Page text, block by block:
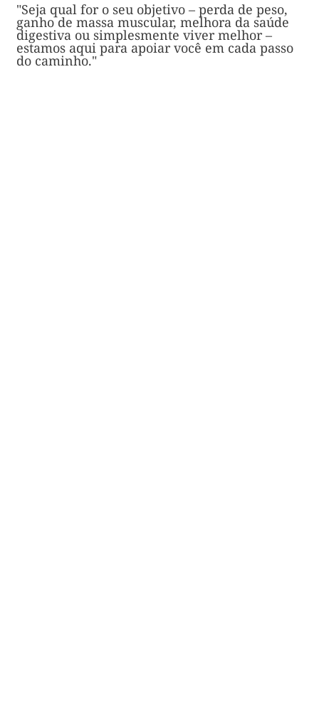
"Seja qual for o seu objetivo – perda de peso,
ganho de massa muscular, melhora da saúde
digestiva ou simplesmente viver melhor –
estamos aqui para apoiar você em cada passo
do caminho."